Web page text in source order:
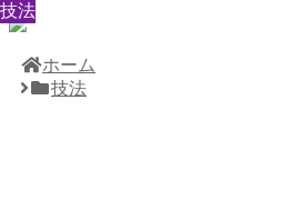
ホーム
技法
技法
技法
技法
技法
技法
技法
技法
技法
技法